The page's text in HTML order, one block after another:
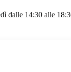
dalle 14:30 alle